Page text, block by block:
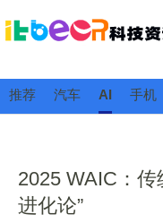
推荐 汽车 AI 手机
2025 WAIC：
进化论”